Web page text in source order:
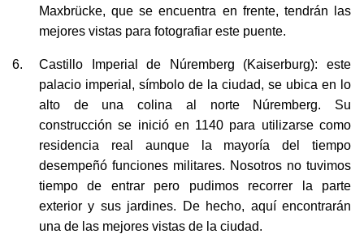
Maxbrücke, que se encuentra en frente, tendrán las
mejores vistas para fotografiar este puente.
Castillo Imperial de Núremberg (Kaiserburg): este
palacio imperial, símbolo de la ciudad, se ubica en lo
alto de una colina al norte Núremberg. Su
construcción se inició en 1140 para utilizarse como
residencia real aunque la mayoría del tiempo
desempeñó funciones militares. Nosotros no tuvimos
tiempo de entrar pero pudimos recorrer la parte
exterior y sus jardines. De hecho, aquí encontrarán
una de las mejores vistas de la ciudad.